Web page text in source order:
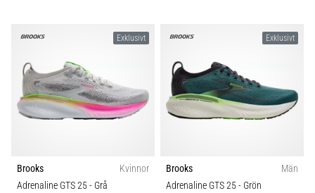
Exklusivt
Brooks
Kvinnor
Adrenaline GTS 25- Grå
Exklusivt
Brooks
Män
Adrenaline GTS 25- Grön